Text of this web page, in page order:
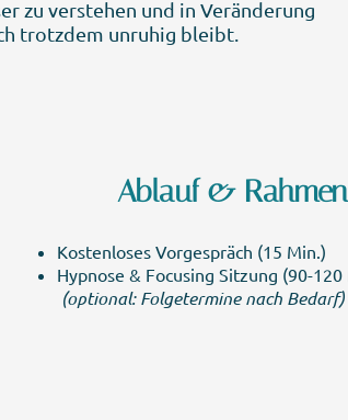
zu verstehen und in Veränderung
trotzdem unruhig bleibt.
Ablauf & Rahmen
Kostenloses Vorgespräch (15 Min.)
Hypnose & Focusing Sitzung (90-120
(optional: Folgetermine nach Bedarf)